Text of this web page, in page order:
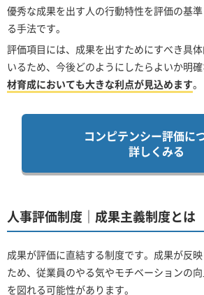
優秀な成果を出す人の行動特性を評価の基
る手法です。
評価項目には、成果を出すためにすべき具
いるため、今後どのようにしたらよいか明確
材育成においても大きな利点が見込めます。
コンピテンシー評価に
詳しくみる
人事評価制度｜成果主義制度とは
成果が評価に直結する制度です。成果が反
ため、従業員のやる気やモチベーションの
を図れる可能性があります。